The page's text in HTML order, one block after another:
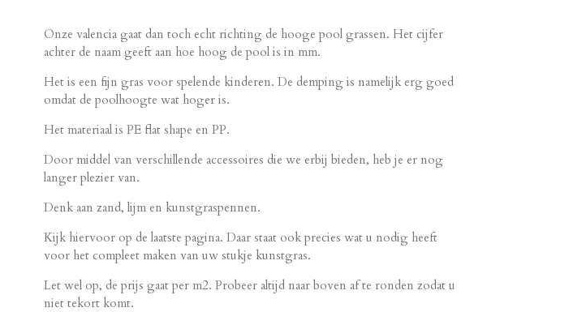
Onze valencia gaat dan toch echt richting de hooge pool grassen. Het cijfer
achter de naam geeft aan hoe hoog de pool is in mm.
Het is een fijn gras voor spelende kinderen. De demping is namelijk erg goed
omdat de poolhoogte wat hoger is.
Het materiaal is PE flat shape en PP.
Door middel van verschillende accessoires die we erbij bieden, heb je er nog
langer plezier van.
Denk aan zand, lijm en kunstgraspennen.
Kijk hiervoor op de laatste pagina. Daar staat ook precies wat u nodig heeft
voor het compleet maken van uw stukje kunstgras.
Let wel op, de prijs gaat per m2. Probeer altijd naar boven af te ronden zodat u
niet tekort komt.